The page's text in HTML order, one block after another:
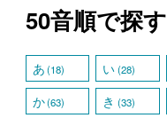
50音順で探す
あ(18) い(28)
か(63) き (33)